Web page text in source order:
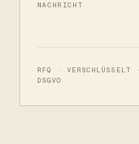
NACHRICHT
RFQ · VERSCHLÜSSELT ·
DSGVO